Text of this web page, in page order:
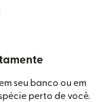
seu banco ou em
perto de você.